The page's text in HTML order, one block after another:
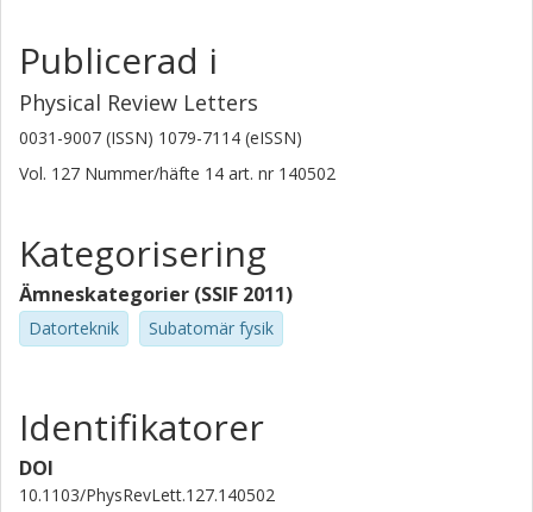
Publicerad i
Physical Review Letters
0031-9007 (ISSN) 1079-7114 (eISSN)
Vol. 127 Nummer/häfte 14 art. nr 140502
Kategorisering
Ämneskategorier (SSIF 2011)
Datorteknik Subatomär fysik
Identifikatorer
DOI
10.1103/PhysRevLett.127.140502